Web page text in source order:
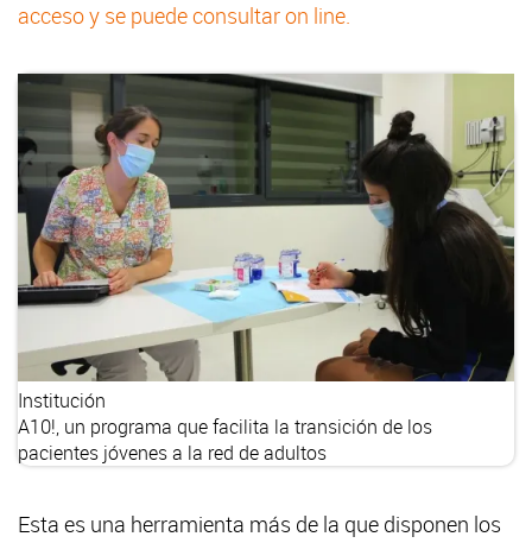
acceso y se puede consultar on line.
Institución
A10!, un programa que facilita la transición de los
pacientes jóvenes a la red de adultos
Esta es una herramienta más de la que disponen los